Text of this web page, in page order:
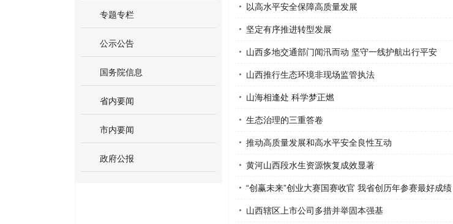
专题专栏
公示公告
国务院信息
省内要闻
市内要闻
政府公报
以高水平安全保障高质量发展
坚定有序推进转型发展
山西多地交通部门闻汛而动 坚守一线护航出行平安
山西推行生态环境非现场监管执法
山海相逢处 科学梦正燃
生态治理的三重答卷
推动高质量发展和高水平安全良性互动
黄河山西段水生资源恢复成效显著
“创赢未来”创业大赛国赛收官 我省创历年参赛最好成绩
山西辖区上市公司多措并举固本强基